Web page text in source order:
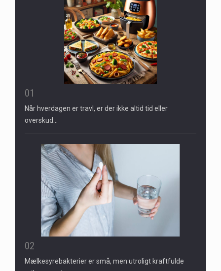
01
Når hverdagen er travl, er der ikke altid tid eller
overskud…
02
Mælkesyrebakterier er små, men utroligt kraftfulde